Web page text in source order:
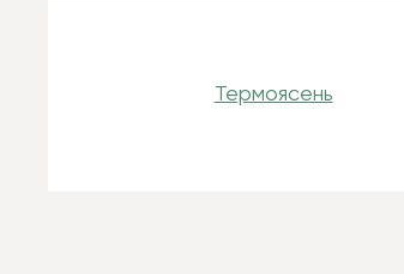
Термоясень